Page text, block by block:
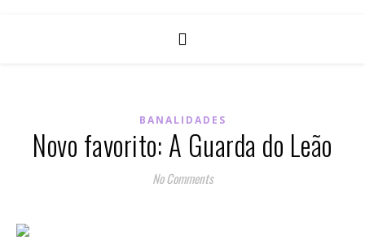
BANALIDADES
Novo favorito: A Guarda do Leão
No Comments